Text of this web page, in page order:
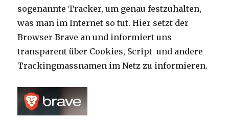
sogenannte Tracker, um genau festzuhalten,
was man im Internet so tut. Hier setzt der
Browser Brave an und informiert uns
transparent über Cookies, Script und andere
Trackingmassnamen im Netz zu informieren.